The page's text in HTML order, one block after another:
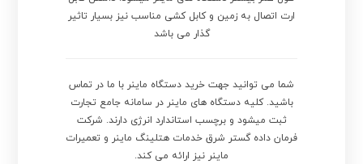
ارت اتصال به زمین و کابل کشی مناسب نیز بسیار تاثیر
گذار می باشد
شما می توانید جهت خرید دستگاه ماینر با ما در تماس
باشید. کلیه دستگاه های ماینر در سامانه جامع تجارت
ثبت میشود و برچسب استاندارد انرژی دارند. شرکت
فرمان داده گستر شرق خدمات هتلینگ ماینر و تعمیرات
ماینر نیز ارائه می کند.